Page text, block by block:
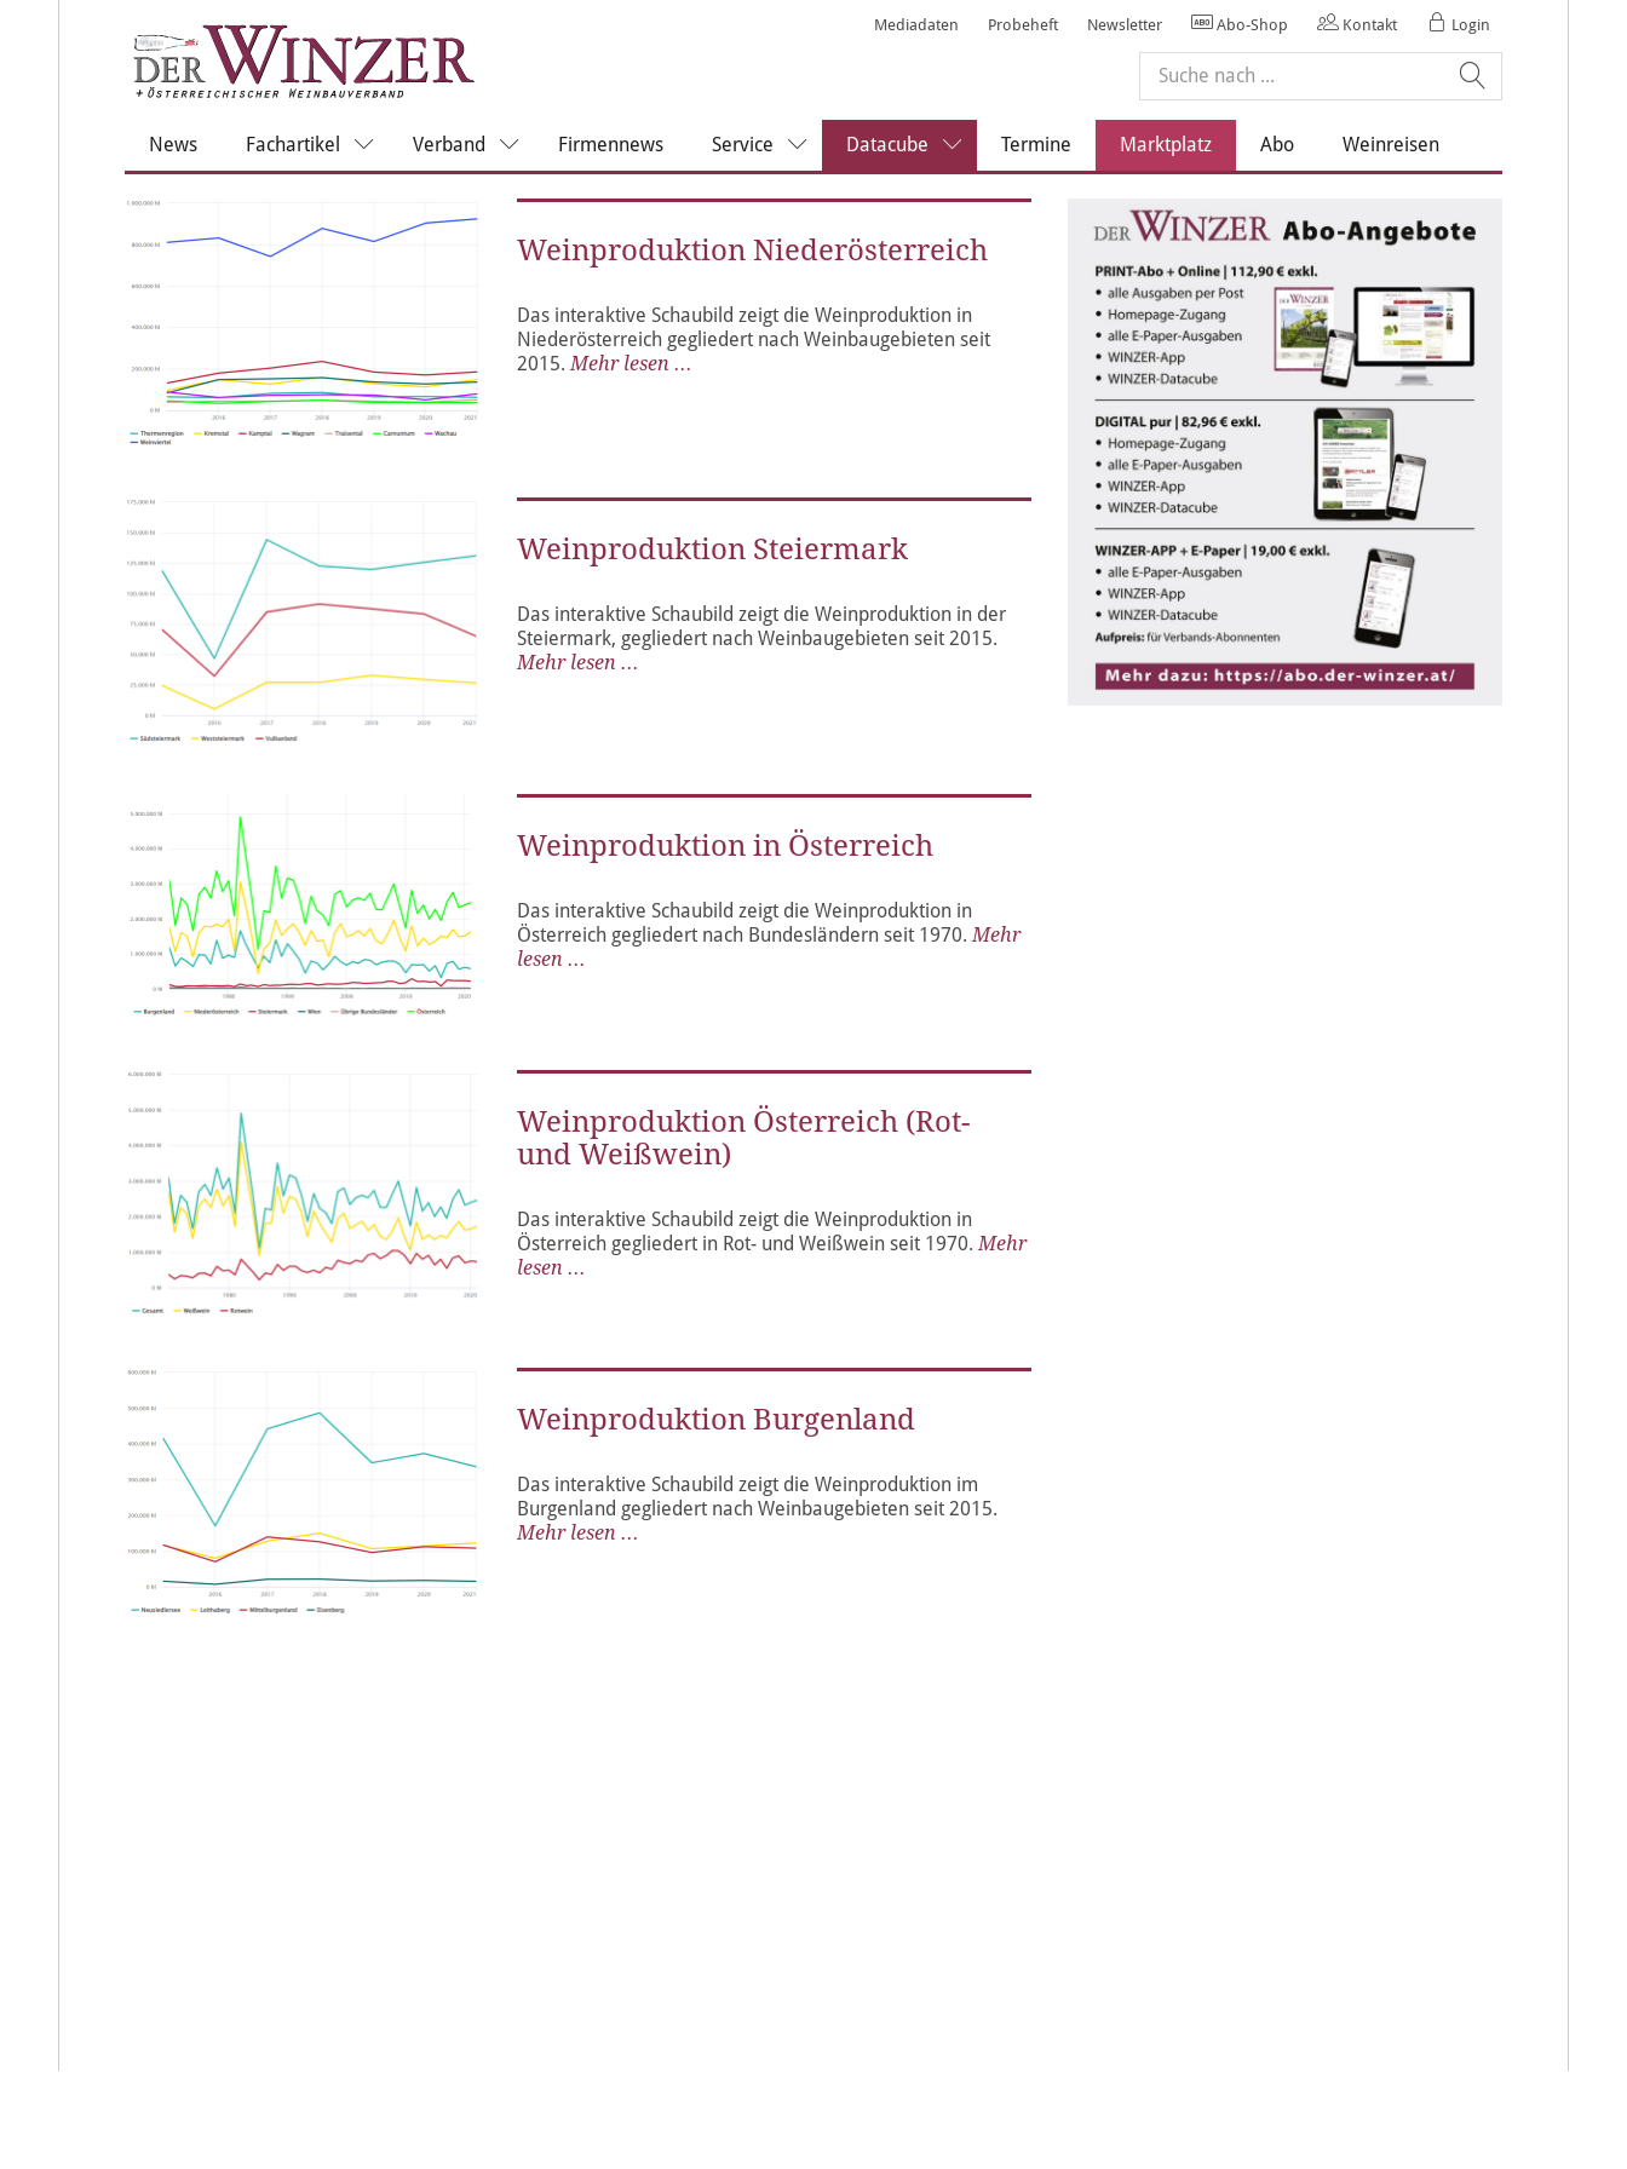
Mediadaten Probeheft Newsletter Abo-Shop Kontakt Login
News Fachartikel Verband Firmennews Service Datacube Termine Marktplatz Abo Weinreisen
Weinproduktion Niederösterreich
Das interaktive Schaubild zeigt die Weinproduktion in
Niederösterreich gegliedert nach Weinbaugebieten seit
2015. Mehr lesen ...
Weinproduktion Steiermark
Das interaktive Schaubild zeigt die Weinproduktion in der
Steiermark, gegliedert nach Weinbaugebieten seit 2015.
Mehr lesen ...
Weinproduktion in Österreich
Das interaktive Schaubild zeigt die Weinproduktion in
Österreich gegliedert nach Bundesländern seit 1970. Mehr
lesen ...
Weinproduktion Österreich (Rot-
und Weißwein)
Das interaktive Schaubild zeigt die Weinproduktion in
Österreich gegliedert in Rot- und Weißwein seit 1970. Mehr
lesen ...
Weinproduktion Burgenland
Das interaktive Schaubild zeigt die Weinproduktion im
Burgenland gegliedert nach Weinbaugebieten seit 2015.
Mehr lesen ...